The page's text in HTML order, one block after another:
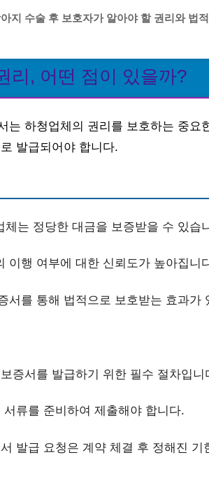
지 수술 후 보호자가 알아야 할 권리와 법
리, 어떤 점이 있을까?
는 하청업체의 권리를 보호하는 중요
발급되어야 합니다.
체는 정당한 대금을 보증받을 수 있습
이행 여부에 대한 신뢰도가 높아집니
서를 통해 법적으로 보호받는 효과가
증서를 발급하기 위한 필수 절차입니
류를 준비하여 제출해야 합니다.
발급 요청은 계약 체결 후 정해진 기